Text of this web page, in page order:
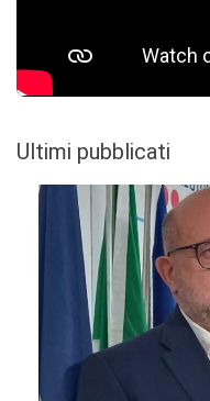
Ultimi pubblicati